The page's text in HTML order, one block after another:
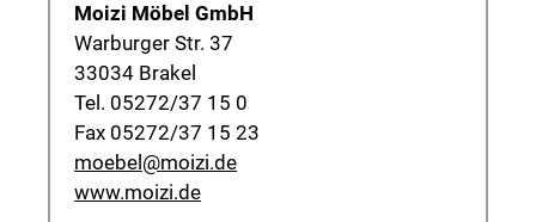
Moizi Möbel GmbH
Warburger Str. 37
33034 Brakel
Tel. 05272/37 15 0
Fax 05272/37 15 23
moebel@moizi.de
www.moizi.de